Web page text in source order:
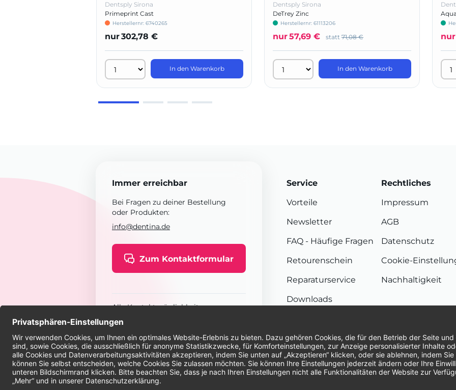
Dentsply Sirona
Primeprint Cast
Herstellernr: 6740265
nur302,78 €
In den Warenkorb
Dentsply Sirona
DeTrey Zinc
Herstellernr: 61113206
nur57,69 € statt 71,08 €
In den Warenkorb
nur
Immer erreichbar
Bei Fragen zu deiner Bestellung
oder Produkten:
info@dentina.de
Zum Kontaktformular
Alle Kontaktmöglichkeiten
Service
Vorteile
Newsletter
FAQ - Häufige Fragen
Retourenschein
Reparaturservice
Downloads
Rechtliches
Impressum
AGB
Datenschutz
Cookie-
Nachhaltigkeit